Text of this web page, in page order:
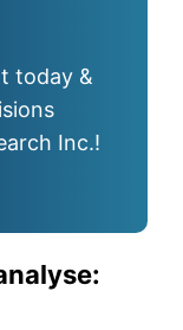
today &
Inc.!